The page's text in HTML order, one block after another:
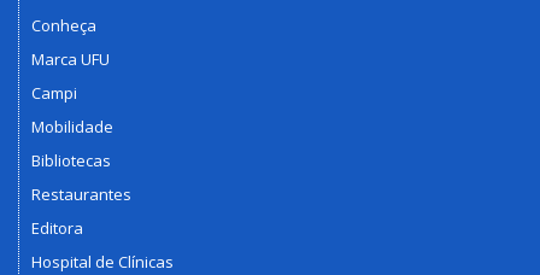
Conheça
Marca UFU
Campi
Mobilidade
Bibliotecas
Restaurantes
Editora
Hospital de Clínicas